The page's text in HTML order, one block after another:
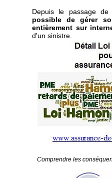
Depuis le passage
possible de gérer
entièrement sur
d'un sinistre.
Comprendre les